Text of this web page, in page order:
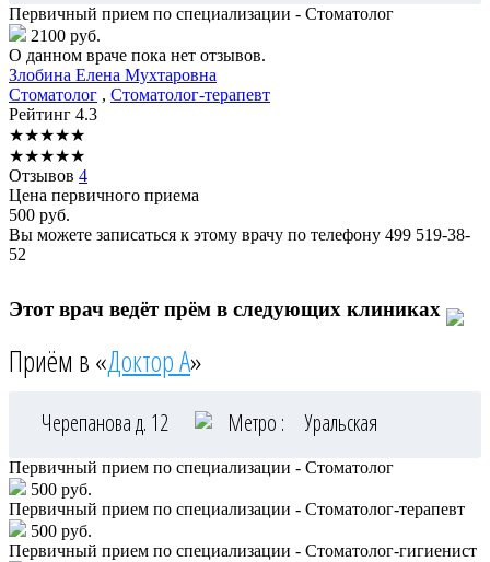
Первичный прием по специализации - Стоматолог
2100 руб.
О данном враче пока нет отзывов.
Злобина Елена Мухтаровна
Стоматолог , Стоматолог-терапевт
Рейтинг 4.3
★★★★★
★★★★★
Отзывов 4
Цена первичного приема
500 руб.
Вы можете записаться к этому врачу по телефону 499 519-38-
52
Этот врач ведёт прём в следующих клиниках
Приём в «Доктор А»
Черепанова д. 12 Метро : Уральская
Первичный прием по специализации - Стоматолог
500 руб.
Первичный прием по специализации - Стоматолог-терапевт
500 руб.
Первичный прием по специализации - Стоматолог-гигиенист